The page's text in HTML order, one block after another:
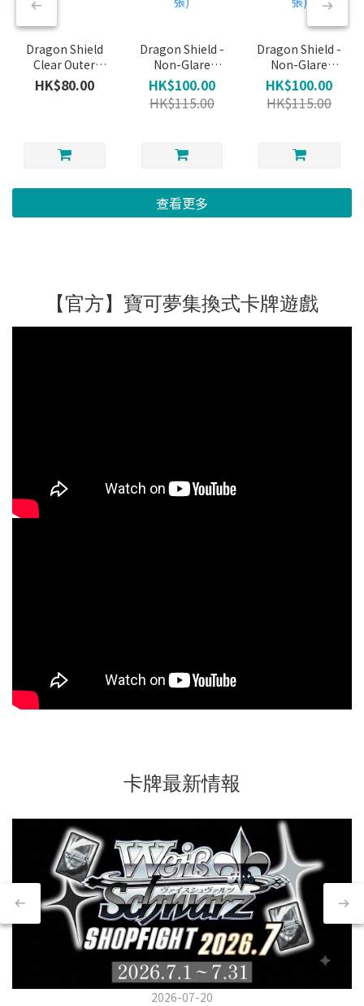
Dragon Shield
Clear Outer
Sleeves 100ct
HK$80.00
Dragon Shield -
Non-Glare
Blood Red -
Matte Dual
Sleeves - 卡套
HK$100.00
HK$115.00
Dragon Shield -
Non-Glare
Forest Green -
Matte Dual
Sleeves - 卡套
HK$100.00
HK$115.00
查看更多
【官方】寶可夢集換式卡牌遊戲
卡牌最新情報
2026-07-20